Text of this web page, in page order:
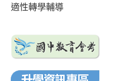
適性轉學輔導